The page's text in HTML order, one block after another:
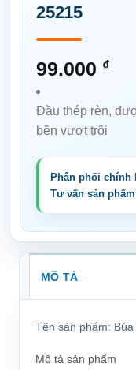
25215
99.000 ₫
Đầu thép rèn,
bền vượt trội
MÔ TẢ
Tên sản phẩm:
Mô tả sản phẩm